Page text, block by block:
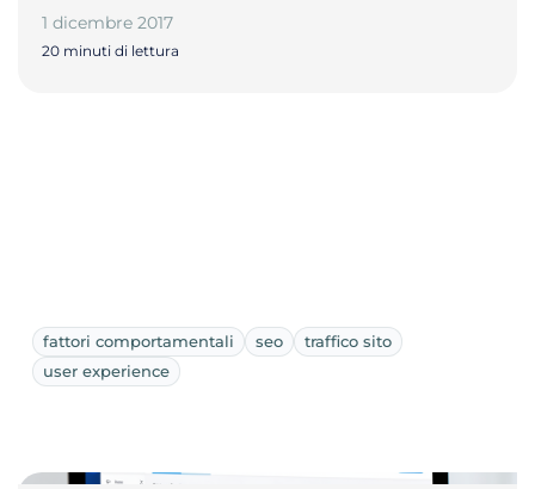
1 dicembre 2017
20 minuti di lettura
fattori comportamentali seo
traffico sito
user experience